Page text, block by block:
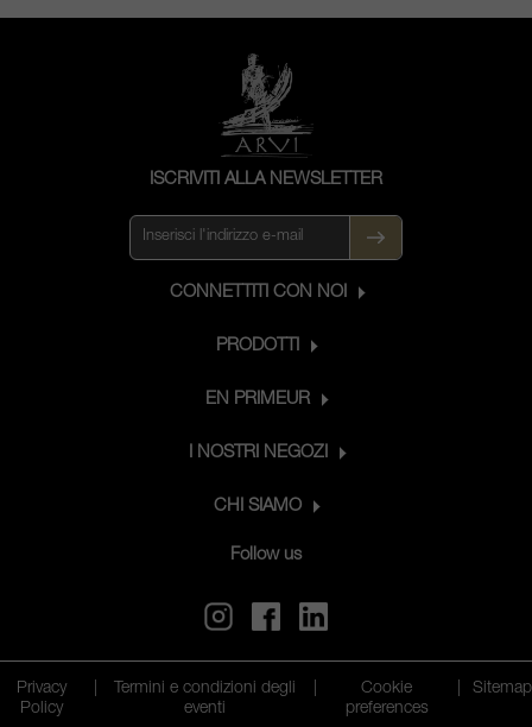
equilibrio ed eleganza, viene portato
avanti da François e Antoine Roland-
Billecart, che rappresentano la sesta
generazione. François Domi, l'enologo
capo, lavora insieme ai fratelli per
seguire il tradizionale Methode
oltre due secoli. Il Brut Réserve è un
assemblaggio di tre annate e
rappresenta la qualità superiore della
raffinato, con una proporzione
ISCRIVITI ALLA NEWSLETTER
CONNETTITI CON NOI
PRODOTTI
EN PRIMEUR
I NOSTRI NEGOZI
CHI SIAMO
Follow us
Privacy
Policy
Termini e condizioni degli
eventi
Cookie
preferences
Sitemap